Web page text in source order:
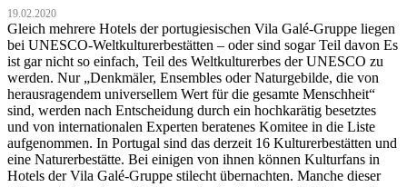
19.02.2020
Gleich mehrere Hotels der portugiesischen Vila Galé-Gruppe liegen
bei UNESCO-Weltkulturerbestätten – oder sind sogar Teil davon Es
ist gar nicht so einfach, Teil des Weltkulturerbes der UNESCO zu
werden. Nur „Denkmäler, Ensembles oder Naturgebilde, die von
herausragendem universellem Wert für die gesamte Menschheit“
sind, werden nach Entscheidung durch ein hochkarätig besetztes
und von internationalen Experten beratenes Komitee in die Liste
aufgenommen. In Portugal sind das derzeit 16 Kulturerbestätten und
eine Naturerbestätte. Bei einigen von ihnen können Kulturfans in
Hotels der Vila Galé-Gruppe stilecht übernachten. Manche dieser